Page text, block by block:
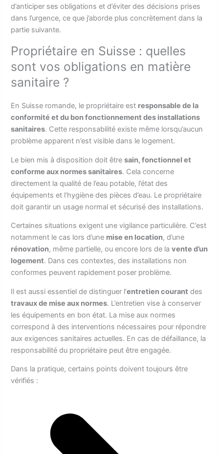
d’anticiper ses obligations et d’éviter des décisions prises
dans l’urgence, ce que j’aborde plus concrètement dans la
partie suivante.
Propriétaire en Suisse : quelles
sont vos obligations en matière
sanitaire ?
En Suisse romande, le propriétaire est responsable de la
conformité et du bon fonctionnement des installations
sanitaires. Cette responsabilité existe même lorsqu’aucun
problème apparent n’est visible dans le logement.
Le bien mis à disposition doit êtresain, fonctionnel et
conforme aux normes sanitaires. Cela concerne
directement la qualité de l’eau potable, l’état des
équipements et l’hygiène des pièces d’eau. Le propriétaire
doit garantir un usage normal et sécurisé des installations.
Certaines situations exigent une vigilance particulière. C’est
notamment le cas lors d’une mise en location, d’une
rénovation, même partielle, ou encore lors de lavente d’un
logement. Dans ces contextes, des installations non
conformes peuvent rapidement poser problème.
Il est aussi essentiel de distinguer l’entretien courant des
travaux de mise aux normes. L’entretien vise à conserver
les équipements en bon état. La mise aux normes
correspond à des interventions nécessaires pour répondre
aux exigences sanitaires actuelles. En cas de défaillance, la
responsabilité du propriétaire peut être engagée.
Dans la pratique, certains points doivent toujours être
vérifiés :